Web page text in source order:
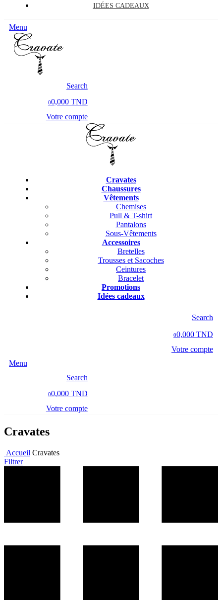
IDÉES CADEAUX
Menu
Search
00,000 TND
Votre compte
Cravates
Chaussures
Vêtements
Chemises
Pull & T-shirt
Pantalons
Sous-Vêtements
Accessoires
Bretelles
Trousses et Sacoches
Ceintures
Bracelet
Promotions
Idées cadeaux
Search
00,000 TND
Votre compte
Menu
Search
00,000 TND
Votre compte
Cravates
Accueil Cravates
Filtrer